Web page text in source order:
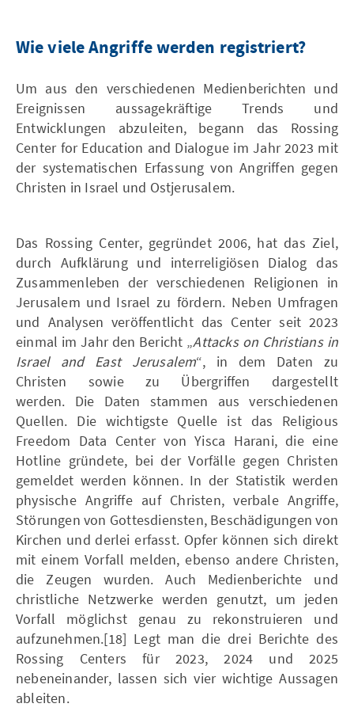
Wie viele Angriffe werden registriert?
Um aus den verschiedenen Medienberichten und
Ereignissen aussagekräftige Trends und
Entwicklungen abzuleiten, begann das Rossing
Center for Education and Dialogue im Jahr 2023 mit
der systematischen Erfassung von Angriffen gegen
Christen in Israel und Ostjerusalem.
Das Rossing Center, gegründet 2006, hat das Ziel,
durch Aufklärung und interreligiösen Dialog das
Zusammenleben der verschiedenen Religionen in
Jerusalem und Israel zu fördern. Neben Umfragen
und Analysen veröffentlicht das Center seit 2023
einmal im Jahr den Bericht „Attacks on Christians in
Israel and East Jerusalem“, in dem Daten zu
Christen sowie zu Übergriffen dargestellt
werden. Die Daten stammen aus verschiedenen
Quellen. Die wichtigste Quelle ist das Religious
Freedom Data Center von Yisca Harani, die eine
Hotline gründete, bei der Vorfälle gegen Christen
gemeldet werden können. In der Statistik werden
physische Angriffe auf Christen, verbale Angriffe,
Störungen von Gottesdiensten, Beschädigungen von
Kirchen und derlei erfasst. Opfer können sich direkt
mit einem Vorfall melden, ebenso andere Christen,
die Zeugen wurden. Auch Medienberichte und
christliche Netzwerke werden genutzt, um jeden
Vorfall möglichst genau zu rekonstruieren und
aufzunehmen.[18] Legt man die drei Berichte des
Rossing Centers für 2023, 2024 und 2025
nebeneinander, lassen sich vier wichtige Aussagen
ableiten.